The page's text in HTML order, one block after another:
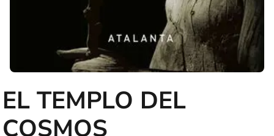
EL TEMPLO DEL
COSMOS